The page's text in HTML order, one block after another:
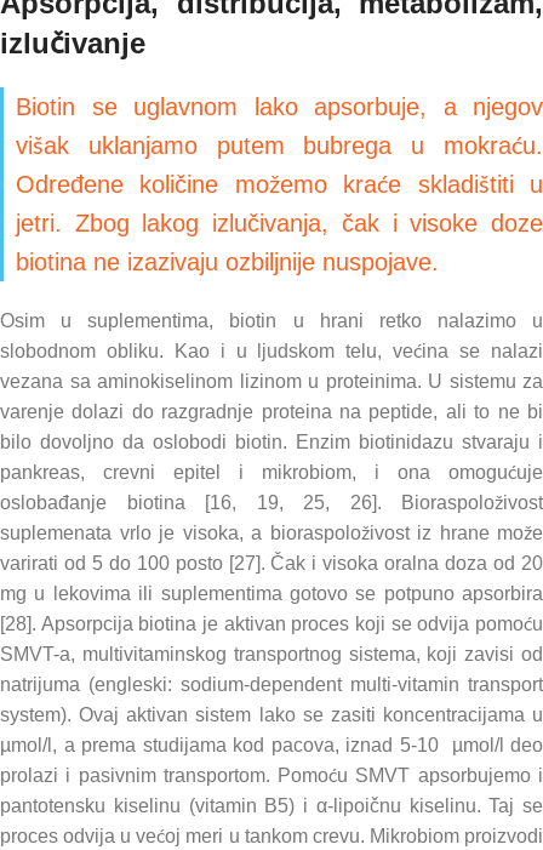
izlučivanje
Biotin se uglavnom lako apsorbuje, a njegov
višak uklanjamo putem bubrega u mokraću.
Određene količine možemo kraće skladištiti u
jetri. Zbog lakog izlučivanja, čak i visoke doze
biotina ne izazivaju ozbiljnije nuspojave.
Osim u suplementima, biotin u hrani retko nalazimo u
slobodnom obliku. Kao i u ljudskom telu, većina se nalazi
vezana sa aminokiselinom lizinom u proteinima. U sistemu za
varenje dolazi do razgradnje proteina na peptide, ali to ne bi
bilo dovoljno da oslobodi biotin. Enzim biotinidazu stvaraju i
pankreas, crevni epitel i mikrobiom, i ona omogućuje
oslobađanje biotina [16, 19, 25, 26]. Bioraspoloživost
suplemenata vrlo je visoka, a bioraspoloživost iz hrane može
varirati od 5 do 100 posto [27]. Čak i visoka oralna doza od 20
mg u lekovima ili suplementima gotovo se potpuno apsorbira
[28]. Apsorpcija biotina je aktivan proces koji se odvija pomoću
SMVT-a, multivitaminskog transportnog sistema, koji zavisi od
natrijuma (engleski: sodium-dependent multi-vitamin transport
system). Ovaj aktivan sistem lako se zasiti koncentracijama u
µmol/l, a prema studijama kod pacova, iznad 5-10 µmol/l deo
prolazi i pasivnim transportom. Pomoću SMVT apsorbujemo i
pantotensku kiselinu (vitamin B5) i α-lipoičnu kiselinu. Taj se
proces odvija u većoj meri u tankom crevu. Mikrobiom proizvodi